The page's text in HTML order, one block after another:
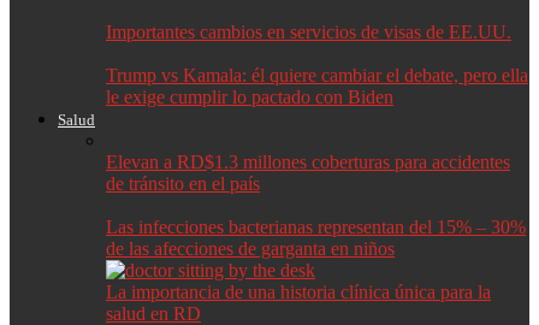
Importantes cambios en servicios de visas de EE.UU.
Trump vs Kamala: él quiere cambiar el debate, pero ella
le exige cumplir lo pactado con Biden
Salud
Elevan a RD$1.3 millones coberturas para accidentes
de tránsito en el país
Las infecciones bacterianas representan del 15% – 30%
de las afecciones de garganta en niños
La importancia de una historia clínica única para la
salud en RD